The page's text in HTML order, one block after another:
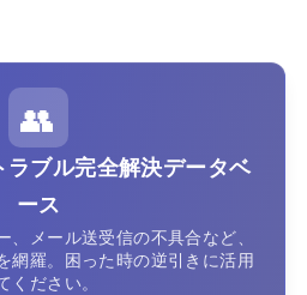
👥
ブル完全解決データベ
ース
メール送受信の不具合など、
網羅。困った時の逆引きに活用
ください。